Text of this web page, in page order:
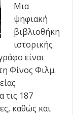
Μια
ψηφιακή
βιβλιοθήκη
ιστορικής
είναι
Φίνος Φιλμ.
τις 187
καθώς και